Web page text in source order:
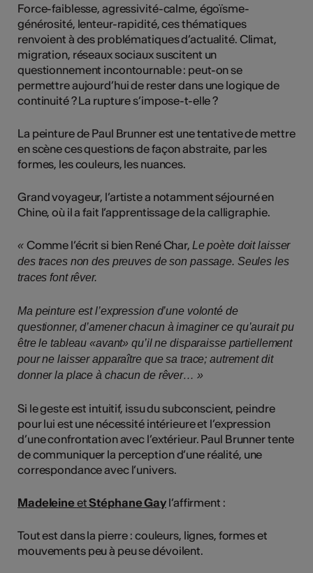
Force-faiblesse, agressivité-calme, égoïsme-
générosité, lenteur-rapidité, ces thématiques
renvoient à des problématiques d’actualité. Climat,
migration, réseaux sociaux suscitent un
questionnement incontournable : peut-on se
permettre aujourd’hui de rester dans une logique de
continuité ? La rupture s’impose-t-elle ?
La peinture de Paul Brunner est une tentative de mettre
en scène ces questions de façon abstraite, par les
formes, les couleurs, les nuances.
Grand voyageur, l’artiste a notamment séjourné en
Chine, où il a fait l’apprentissage de la calligraphie.
« Comme l’écrit si bien René Char, Le poète doit laisser
des traces non des preuves de son passage. Seules les
traces font rêver.
Ma peinture est l’expression d’une volonté de
questionner, d’amener chacun à imaginer ce qu’aurait pu
être le tableau «avant» qu’il ne disparaisse partiellement
pour ne laisser apparaître que sa trace; autrement dit
donner la place à chacun de rêver… »
Si le geste est intuitif, issu du subconscient, peindre
pour lui est une nécessité intérieure et l’expression
d’une confrontation avec l’extérieur. Paul Brunner tente
de communiquer la perception d’une réalité, une
correspondance avec l’univers.
MadeleineetStéphane Gay l’affirment :
Tout est dans la pierre : couleurs, lignes, formes et
mouvements peu à peu se dévoilent.